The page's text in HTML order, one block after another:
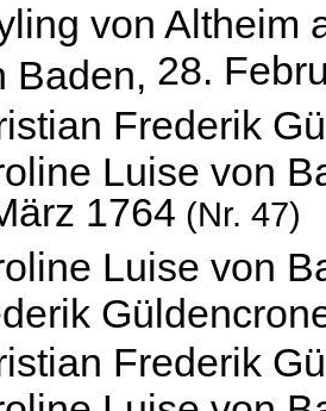
von Altheim
Baden, 28.
Frederik
Luise von
1764 (Nr. 47)
Luise von
Frederik